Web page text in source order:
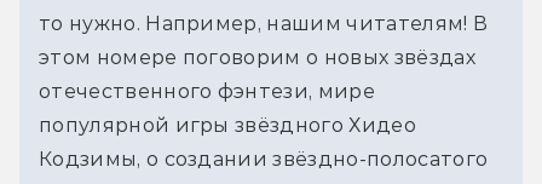
то нужно. Например, нашим читателям! В
этом номере поговорим о новых звёздах
отечественного фэнтези, мире
популярной игры звёздного Хидео
Кодзимы, о создании звёздно-полосатого